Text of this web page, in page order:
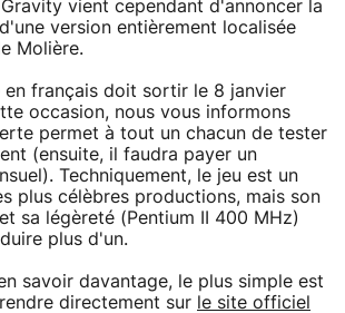
vient cependant d'annoncer la
version entièrement localisée
Molière.
en français doit sortir le 8 janvier
occasion, nous vous informons
permet à tout un chacun de tester
(ensuite, il faudra payer un
Techniquement, le jeu est un
plus célèbres productions, mais son
sa légèreté (Pentium II 400 MHz)
plus d'un.
savoir davantage, le plus simple est
directement sur le site officiel